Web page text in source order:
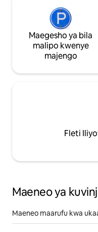
Maegesho ya bila
malipo kwenye
majengo
Fleti
Maeneo ya
Maeneo maarufu kwa